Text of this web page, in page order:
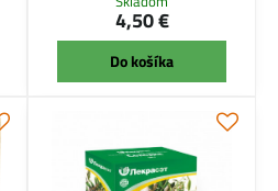
4,50 €
Do košíka